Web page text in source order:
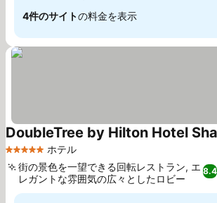
4件のサイトの料金を表示
5 ホテルのランク
ホテル
DoubleTree by Hilton Hotel
8.4
街の景色を一望できる回転レストラン, エ
レガントな雰囲気の広々としたロビー